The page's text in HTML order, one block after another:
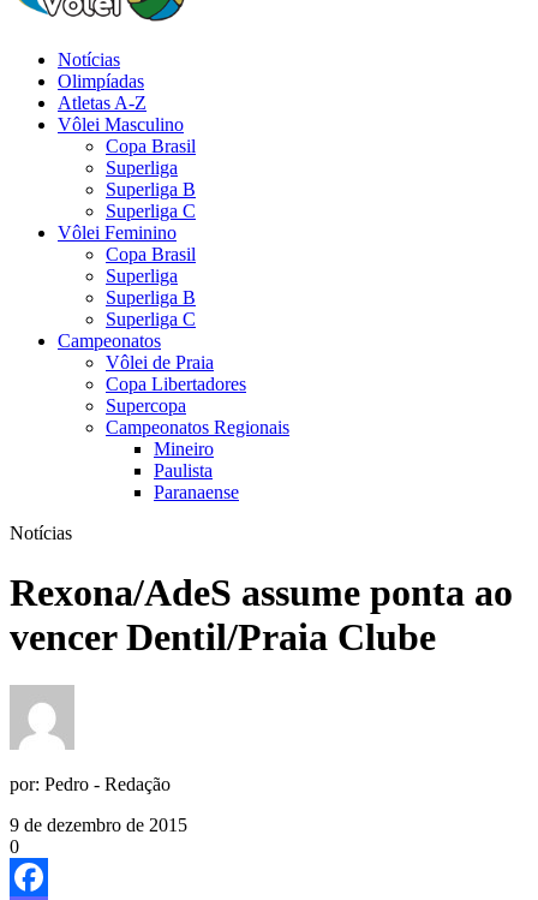
Notícias
Olimpíadas
Atletas A-Z
Vôlei Masculino
Copa Brasil
Superliga
Superliga B
Superliga C
Vôlei Feminino
Copa Brasil
Superliga
Superliga B
Superliga C
Campeonatos
Vôlei de Praia
Copa Libertadores
Supercopa
Campeonatos Regionais
Mineiro
Paulista
Paranaense
Notícias
Rexona/AdeS assume ponta ao
vencer Dentil/Praia Clube
por: Pedro - Redação
9 de dezembro de 2015
0